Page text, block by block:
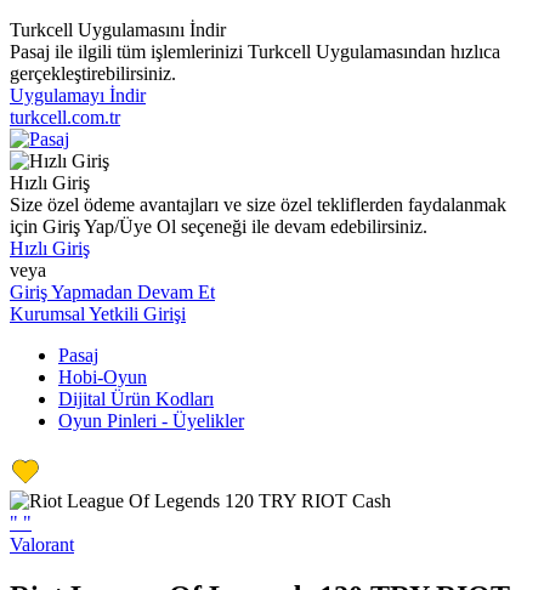
Turkcell Uygulamasını İndir
Pasaj ile ilgili tüm işlemlerinizi Turkcell Uygulamasından hızlıca
gerçekleştirebilirsiniz.
Uygulamayı İndir
turkcell.com.tr
Hızlı Giriş
Size özel ödeme avantajları ve size özel tekliflerden faydalanmak
için Giriş Yap/Üye Ol seçeneği ile devam edebilirsiniz.
Hızlı Giriş
veya
Giriş Yapmadan Devam Et
Kurumsal Yetkili Girişi
Pasaj
Hobi-Oyun
Dijital Ürün Kodları
Oyun Pinleri - Üyelikler
" "
Valorant